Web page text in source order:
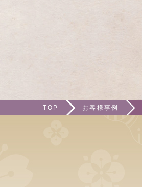
TOP お客様事例